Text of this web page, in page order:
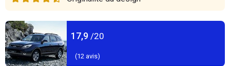
17,9 /20
(12 avis)